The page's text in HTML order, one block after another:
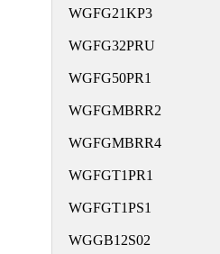
WGFG21KP3
WGFG32PRU
WGFG50PR1
WGFGMBRR2
WGFGMBRR4
WGFGT1PR1
WGFGT1PS1
WGGB12S02